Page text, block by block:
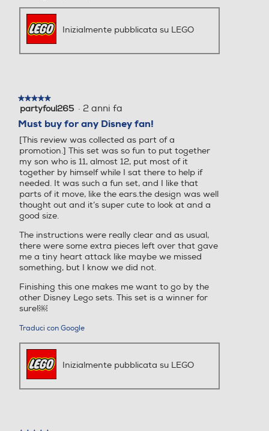
Inizialmente pubblicata su LEGO
★★★★★
★★★★★
5
5
stelle.
partyfoul265 · 2 anni fa
Must buy for any Disney fan!
[This review was collected as part of a
promotion.] This set was so fun to put together
my son who is 11, almost 12, put most of it
together by himself while I sat there to help if
needed. It was such a fun set, and I like that
parts of it move, like the ears.the design was well
thought out and it’s super cute to look at and a
good size.
The instructions were really clear and as usual,
there were some extra pieces left over that gave
me a tiny heart attack like maybe we missed
something, but I know we did not.
Finishing this one makes me want to go by the
other Disney Lego sets. This set is a winner for
sure!￼
Traduci con Google
Inizialmente pubblicata su LEGO